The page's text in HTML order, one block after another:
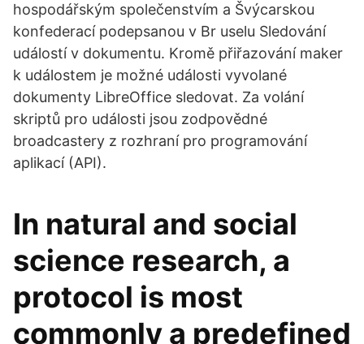
hospodářským společenstvím a Švýcarskou
konfederací podepsanou v Br uselu Sledování
událostí v dokumentu. Kromě přiřazování maker
k událostem je možné události vyvolané
dokumenty LibreOffice sledovat. Za volání
skriptů pro události jsou zodpovědné
broadcastery z rozhraní pro programování
aplikací (API).
In natural and social
science research, a
protocol is most
commonly a predefined